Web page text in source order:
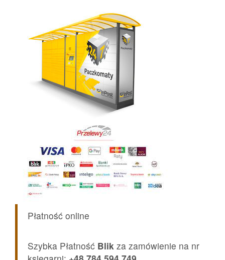
Płatność online
Szybka Płatność Blik za zamówienie na nr